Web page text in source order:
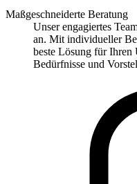
Maßgeschneiderte Beratung
Unser engagiertes
an. Mit individueller
beste Lösung für Ihren
Bedürfnisse und